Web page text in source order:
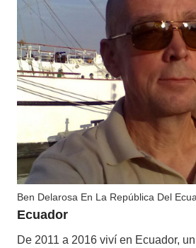
Ben Delarosa En La República Del
Ecuador
De 2011 a 2016 viví en Ecuador,